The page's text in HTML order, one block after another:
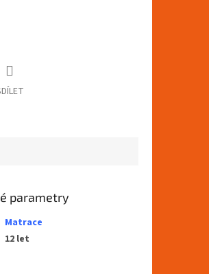
parametry
Matrace
12 let